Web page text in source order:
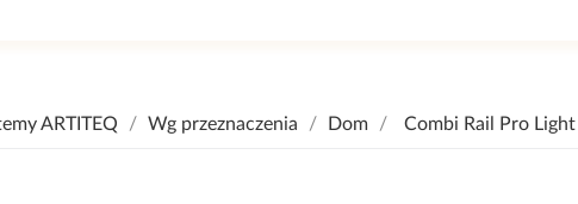
ARTITEQ Wg przeznaczenia Dom Combi Rail Pro Light